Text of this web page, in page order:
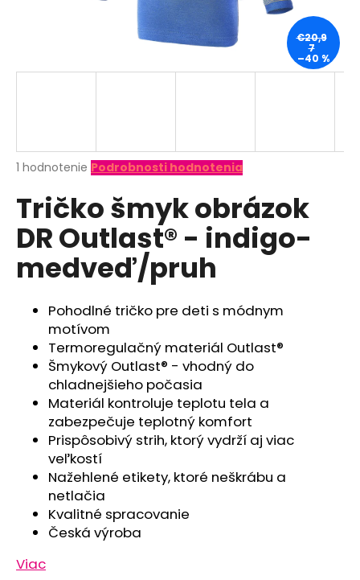
Priemerné
produktu
5,0
5
hviezdičiek.
1 hodnotenie Podrobnosti hodnotenia
Tričko šmyk obrázok
DR Outlast® - indigo-
medveď/pruh
Pohodlné tričko pre deti s módnym
motívom
Termoregulačný materiál Outlast®
Šmykový Outlast® - vhodný do
chladnejšieho počasia
Materiál kontroluje teplotu tela a
zabezpečuje teplotný komfort
Prispôsobivý strih, ktorý vydrží aj viac
veľkostí
Nažehlené etikety, ktoré neškrábu a
netlačia
Kvalitné spracovanie
Česká výroba
Viac
€20,9
7
–40 %
O
d
ŠILTOVKA
TENKÁ
OUTLAST®
SV.MENTOLOVÁ